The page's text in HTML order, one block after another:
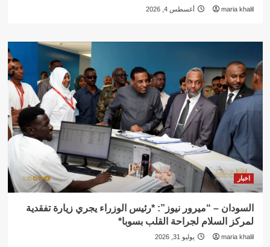
maria khalil أغسطس 4, 2026
اخبار
السودان – “ميرور نيوز”: *رئيس الوزراء يجري زيارة تفقدية
لمركز السلام لجراحة القلب بسوبا*
maria khalil يوليو 31, 2026